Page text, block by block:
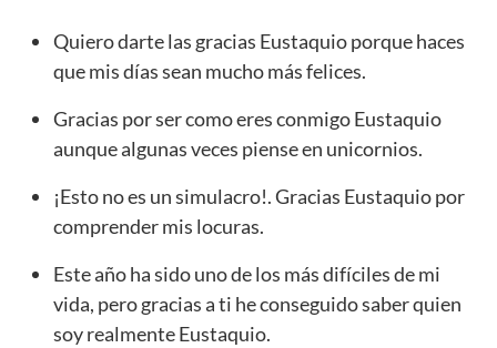
Quiero darte las gracias Eustaquio porque haces
que mis días sean mucho más felices.
Gracias por ser como eres conmigo Eustaquio
aunque algunas veces piense en unicornios.
¡Esto no es un simulacro!. Gracias Eustaquio por
comprender mis locuras.
Este año ha sido uno de los más difíciles de mi
vida, pero gracias a ti he conseguido saber quien
soy realmente Eustaquio.